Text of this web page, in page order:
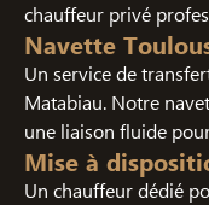
chauffeur privé
Navette
Un service de
Matabiau. Notre
une liaison fluide
Mise à
Un chauffeur dédié